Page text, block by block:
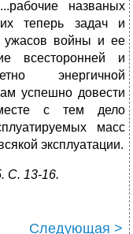
названых
теперь задач и
ужасов войны и ее
всесторонней и
энергичной
успешно довести
с тем дело
масс
эксплуатации.
С. 13-16.
Следующая >